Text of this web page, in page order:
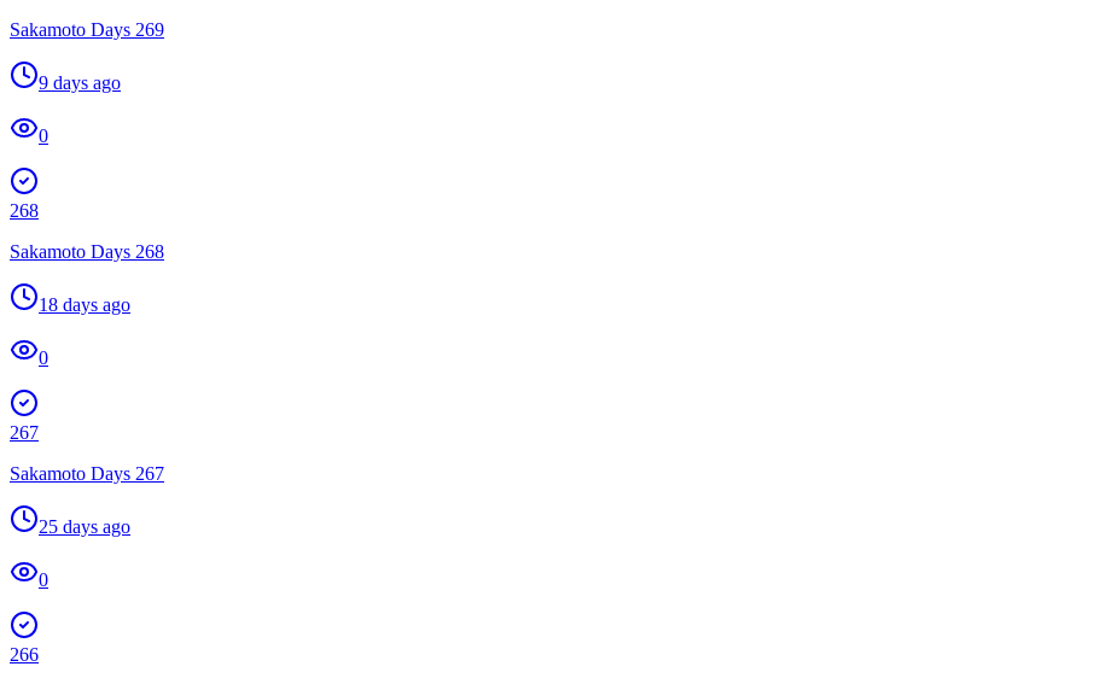
Sakamoto Days 269
9 days ago
0
268
Sakamoto Days 268
18 days ago
0
267
Sakamoto Days 267
25 days ago
0
266